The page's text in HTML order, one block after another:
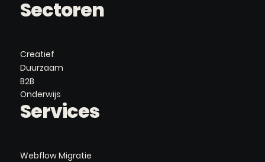
Sectoren
Creatief
Duurzaam
B2B
Onderwijs
Services
Webflow Migratie